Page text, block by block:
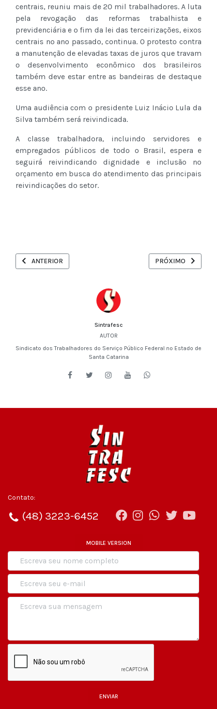
Sintrafesc
AUTOR
Sindicato dos Trabalhadores do Serviço Público Federal no Estado de
Santa Catarina
centrais, reuniu mais de 20 mil trabalhadores. A luta
pela revogação das reformas trabalhista e
previdenciária e o fim da lei das terceirizações, eixos
centrais no ano passado, continua. O protesto contra
a manutenção de elevadas taxas de juros que travam
o desenvolvimento econômico dos brasileiros
também deve estar entre as bandeiras de destaque
esse ano.
Uma audiência com o presidente Luiz Inácio Lula da
Silva também será reivindicada.
A classe trabalhadora, incluindo servidores e
empregados públicos de todo o Brasil, espera e
seguirá reivindicando dignidade e inclusão no
orçamento em busca do atendimento das principais
reivindicações do setor.
ARTIGO ANTERIOR: PROTOCOLADA NO MGI, EQUIPARAÇÃO DE
ANTERIOR PRÓXIMO ARTIGO:
PRÓXIMO
Contato:
(48) 3223-6452
MOBILE VERSION
ENVIAR